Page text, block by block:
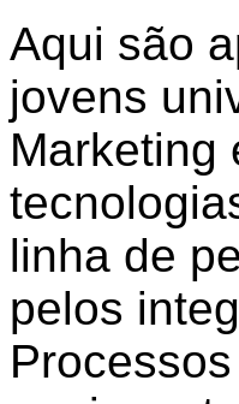
Aqui são
jovens
Marketing
linha de
pelos